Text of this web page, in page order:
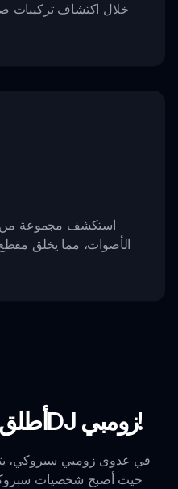
خلال اكتشاف تركيبات
استكشف مجموعة من
الأصوات، مما يخلق
أطلق العنان لداخلك كDJ زومبي!
في عدوى زومبي سبروكي،
حيث أصبح شخصيات سبروكي